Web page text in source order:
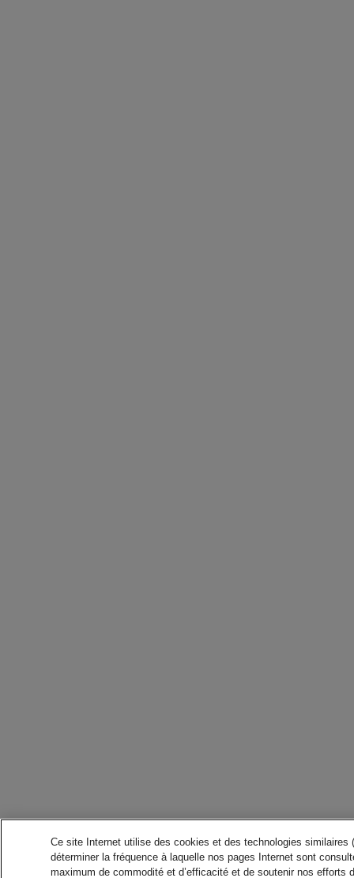
Ce site Internet utilise des cookies et des technologies
déterminer la fréquence à laquelle nos pages Internet sont
maximum de commodité et d’efficacité et de soutenir nos